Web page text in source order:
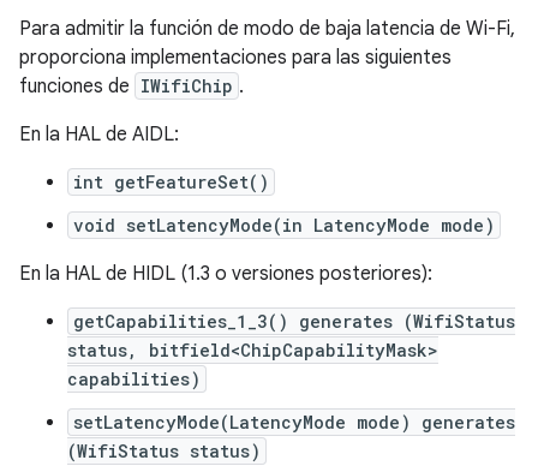
Para admitir la función de modo de baja latencia de Wi-Fi,
proporciona implementaciones para las siguientes
funciones de IWifiChip .
En la HAL de AIDL:
int getFeatureSet()
void setLatencyMode(in LatencyMode mode)
En la HAL de HIDL (1.3 o versiones posteriores):
getCapabilities_1_3() generates (WifiStatus
status, bitfield<ChipCapabilityMask>
capabilities)
setLatencyMode(LatencyMode mode) generates
(WifiStatus status)